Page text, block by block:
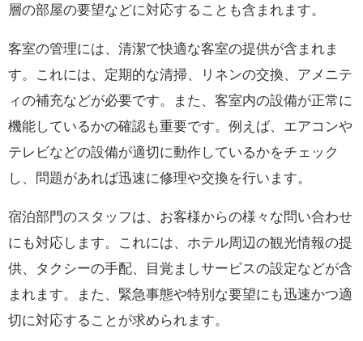
層の部屋の要望などに対応することも含まれます。
客室の管理には、清潔で快適な客室の提供が含まれま
す。これには、定期的な清掃、リネンの交換、アメニテ
ィの補充などが必要です。また、客室内の設備が正常に
機能しているかの確認も重要です。例えば、エアコンや
テレビなどの設備が適切に動作しているかをチェック
し、問題があれば迅速に修理や交換を行います。
宿泊部門のスタッフは、お客様からの様々な問い合わせ
にも対応します。これには、ホテル周辺の観光情報の提
供、タクシーの手配、目覚ましサービスの設定などが含
まれます。また、緊急事態や特別な要望にも迅速かつ適
切に対応することが求められます。